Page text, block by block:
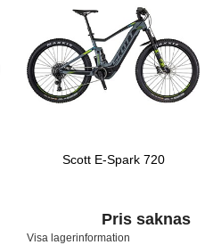
Scott E-Spark 720
Pris saknas
Visa lagerinformation